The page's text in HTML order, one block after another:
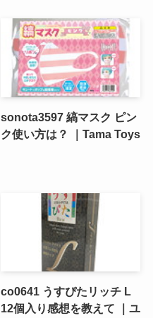
sonota3597 縞マスク ピン
ク使い方は？ ｜Tama Toys
co0641 うすぴたリッチ L
12個入り感想を教えて ｜ユ